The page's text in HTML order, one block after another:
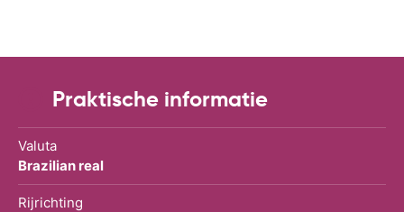
Praktische informatie
Valuta
Brazilian real
Rijrichting